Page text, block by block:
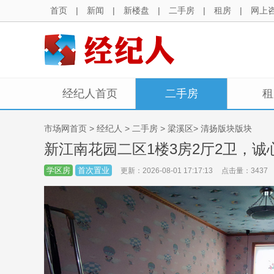
首页 | 新闻 | 新楼盘 | 二手房 | 租房 | 网上
经纪人首页 二手房
市场网首页 > 经纪人 > 二手房 > 梁溪区> 清扬版块版块
新江南花园二区1楼3房2厅2卫，诚
学区房 首次置业 更新：2026-08-01 17:17:13 点击量：3437